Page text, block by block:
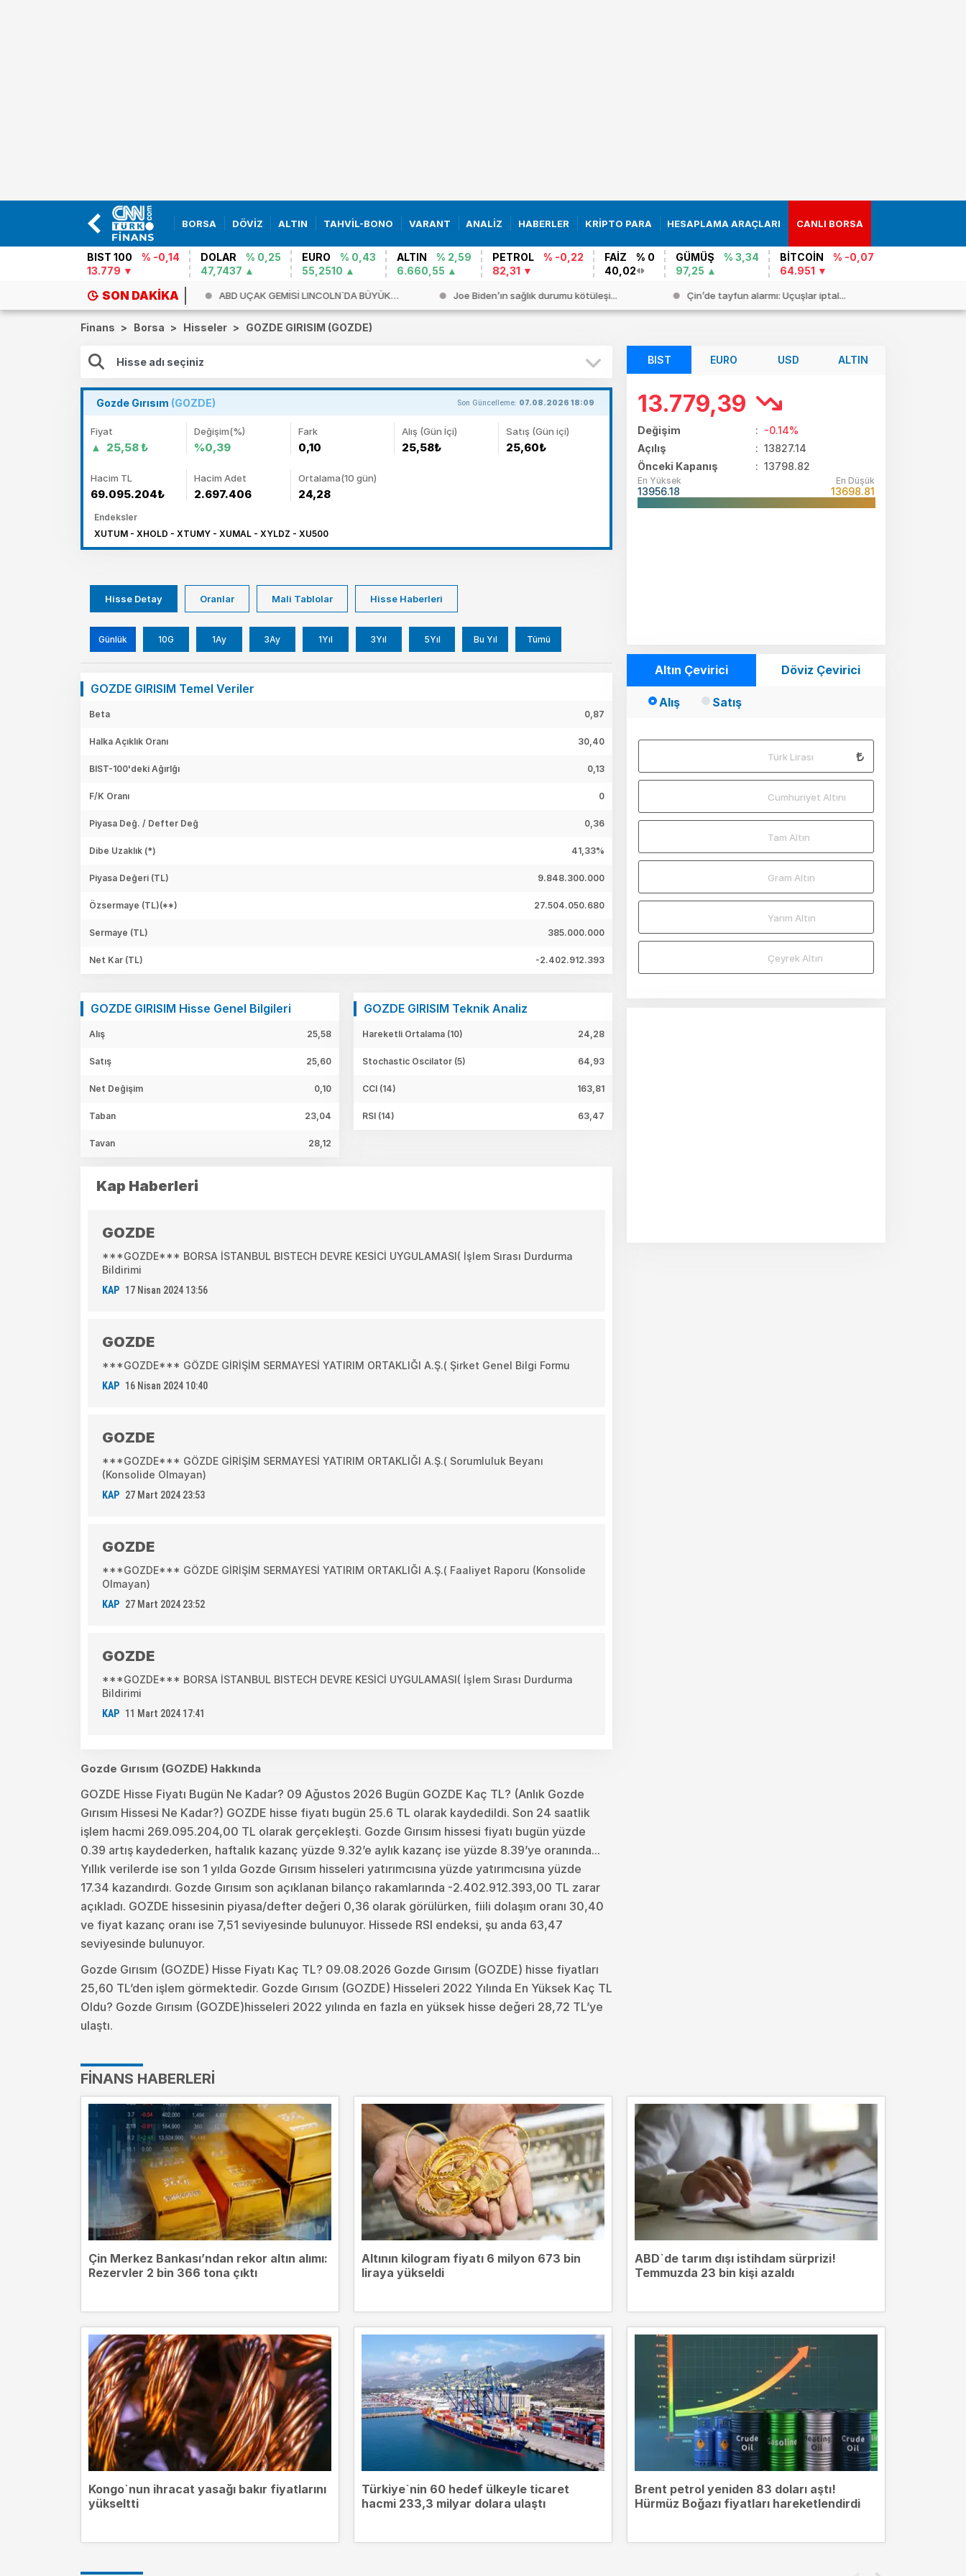
BORSA DÖVİZ ALTIN TAHVİL-BONO VARANT ANALİZ HABERLER KRİPTO PARA HESAPLAMA ARAÇLARI CANLI BORSA
BIST 100
% -0,14
13.779
DOLAR
% 0,25
47,7437
EURO
% 0,43
55,2510
ALTIN
% 2,59
6.660,55
PETROL
% -0,22
82,31
FAİZ
% 0
40,02
GÜMÜŞ
% 3,34
97,25
BİTCOİN
% -0,07
64.951
SON DAKIKA
ile İtalya arasında `Scheng...
ABD UÇAK GEMİSİ LINCOLN`DA BÜYÜK
KR...
Joe Biden’ın sağlık durumu kötüleşi... Çin’de tayfun alarmı: Uçuşlar iptal...
Finans > Borsa > Hisseler > GOZDE GIRISIM (GOZDE)
Gozde Gırısım (GOZDE) Son Güncelleme: 07.08.2026 18:09
Fiyat
25,58 ₺
Değişim(%)
%0,39
Fark
0,10
Alış (Gün İçi)
25,58₺
Satış (Gün içi)
25,60₺
Hacim TL
69.095.204₺
Hacim Adet
2.697.406
Ortalama(10 gün)
24,28
Endeksler
XUTUM - XHOLD - XTUMY - XUMAL - XYLDZ - XU500
Hisse Detay Oranlar Mali Tablolar Hisse Haberleri
Günlük 10G 1Ay 3Ay 1Yıl 3Yıl 5Yıl Bu Yıl Tümü
GOZDE GIRISIM Temel Veriler
Beta 0,87
Halka Açıklık Oranı 30,40
BIST-100'deki Ağırlğı 0,13
F/K Oranı 0
Piyasa Değ. / Defter Değ 0,36
Dibe Uzaklık (*) 41,33%
Piyasa Değeri (TL) 9.848.300.000
Özsermaye (TL)(**) 27.504.050.680
Sermaye (TL) 385.000.000
Net Kar (TL) -2.402.912.393
GOZDE GIRISIM Hisse Genel Bilgileri
Alış 25,58
Satış 25,60
Net Değişim 0,10
Taban 23,04
Tavan 28,12
GOZDE GIRISIM Teknik Analiz
Hareketli Ortalama (10) 24,28
Stochastic Oscilator (5) 64,93
CCI (14) 163,81
RSI (14) 63,47
Kap Haberleri
GOZDE
***GOZDE*** BORSA İSTANBUL BISTECH DEVRE KESİCİ UYGULAMASI( İşlem Sırası Durdurma
Bildirimi
KAP 17 Nisan 2024 13:56
GOZDE
***GOZDE*** GÖZDE GİRİŞİM SERMAYESİ YATIRIM ORTAKLIĞI A.Ş.( Şirket Genel Bilgi Formu
KAP 16 Nisan 2024 10:40
GOZDE
***GOZDE*** GÖZDE GİRİŞİM SERMAYESİ YATIRIM ORTAKLIĞI A.Ş.( Sorumluluk Beyanı
(Konsolide Olmayan)
KAP 27 Mart 2024 23:53
GOZDE
***GOZDE*** GÖZDE GİRİŞİM SERMAYESİ YATIRIM ORTAKLIĞI A.Ş.( Faaliyet Raporu (Konsolide
Olmayan)
KAP 27 Mart 2024 23:52
GOZDE
***GOZDE*** BORSA İSTANBUL BISTECH DEVRE KESİCİ UYGULAMASI( İşlem Sırası Durdurma
Bildirimi
KAP 11 Mart 2024 17:41
Gozde Gırısım (GOZDE) Hakkında
GOZDE Hisse Fiyatı Bugün Ne Kadar? 09 Ağustos 2026 Bugün GOZDE Kaç TL? (Anlık Gozde
Gırısım Hissesi Ne Kadar?) GOZDE hisse fiyatı bugün 25.6 TL olarak kaydedildi. Son 24 saatlik
işlem hacmi 269.095.204,00 TL olarak gerçekleşti. Gozde Gırısım hissesi fiyatı bugün yüzde
0.39 artış kaydederken, haftalık kazanç yüzde 9.32’e aylık kazanç ise yüzde 8.39’ye oranında...
Yıllık verilerde ise son 1 yılda Gozde Gırısım hisseleri yatırımcısına yüzde yatırımcısına yüzde
17.34 kazandırdı. Gozde Gırısım son açıklanan bilanço rakamlarında -2.402.912.393,00 TL zarar
açıkladı. GOZDE hissesinin piyasa/defter değeri 0,36 olarak görülürken, fiili dolaşım oranı 30,40
ve fiyat kazanç oranı ise 7,51 seviyesinde bulunuyor. Hissede RSI endeksi, şu anda 63,47
seviyesinde bulunuyor.
Gozde Gırısım (GOZDE) Hisse Fiyatı Kaç TL? 09.08.2026 Gozde Gırısım (GOZDE) hisse fiyatları
25,60 TL’den işlem görmektedir. Gozde Gırısım (GOZDE) Hisseleri 2022 Yılında En Yüksek Kaç TL
Oldu? Gozde Gırısım (GOZDE)hisseleri 2022 yılında en fazla en yüksek hisse değeri 28,72 TL’ye
ulaştı.
BIST EURO USD ALTIN
13.779,39
Değişim : -0.14%
Açılış
: 13827.14
Önceki Kapanış
: 13798.82
En Yüksek
13956.18
En Düşük
13698.81
Altın Çevirici Döviz Çevirici
Alış Satış
Türk Lirası
Cumhuriyet Altını
Tam Altın
Gram Altın
Yarım Altın
Çeyrek Altın
FINANS HABERLERI
Çin Merkez Bankası’ndan rekor altın alımı:
Rezervler 2 bin 366 tona çıktı
Altının kilogram fiyatı 6 milyon 673 bin
liraya yükseldi
ABD`de tarım dışı istihdam sürprizi!
Temmuzda 23 bin kişi azaldı
Kongo`nun ihracat yasağı bakır fiyatlarını
yükseltti
Türkiye`nin 60 hedef ülkeyle ticaret
hacmi 233,3 milyar dolara ulaştı
Brent petrol yeniden 83 doları aştı!
Hürmüz Boğazı fiyatları hareketlendirdi